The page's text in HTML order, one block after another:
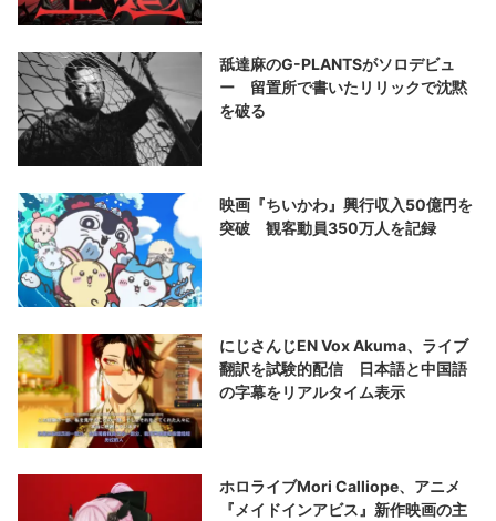
舐達麻のG-PLANTSがソロデビュ
ー 留置所で書いたリリックで沈黙
を破る
映画『ちいかわ』興行収入50億円を
突破 観客動員350万人を記録
にじさんじEN Vox Akuma、ライブ
翻訳を試験的配信 日本語と中国語
の字幕をリアルタイム表示
ホロライブMori Calliope、アニメ
『メイドインアビス』新作映画の主